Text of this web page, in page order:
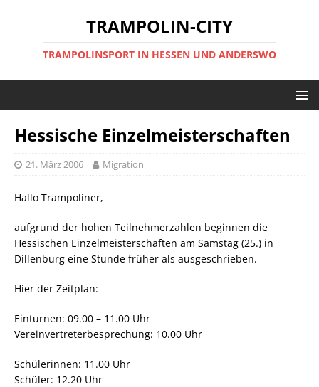
TRAMPOLIN-CITY
TRAMPOLINSPORT IN HESSEN UND ANDERSWO
Hessische Einzelmeisterschaften
21. März 2006 Migration
Hallo Trampoliner,
aufgrund der hohen Teilnehmerzahlen beginnen die
Hessischen Einzelmeisterschaften am Samstag (25.) in
Dillenburg eine Stunde früher als ausgeschrieben.
Hier der Zeitplan:
Einturnen: 09.00 – 11.00 Uhr
Vereinvertreterbesprechung: 10.00 Uhr
Schülerinnen: 11.00 Uhr
Schüler: 12.20 Uhr